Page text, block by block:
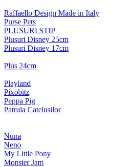
Raffaello Design Made in Italy
Purse Pets
PLUSURI STIP
Plusuri Disney 25cm
Plusuri Disney 17cm
Plus 24cm
Playland
Pixobitz
Peppa Pig
Patrula Catelusilor
Nuna
Neno
My Little Pony
Monster Jam